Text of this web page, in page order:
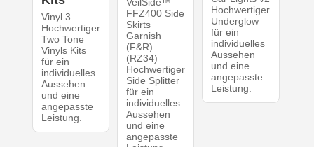
Vinyl 3
Hochwertiger
Two Tone
Vinyls Kits
für ein
individuelles
Aussehen
und eine
angepasste
Leistung.
FFZ400 Side
Skirts
Garnish
(F&R)
(RZ34)
Hochwertiger
Side Splitter
für ein
individuelles
Aussehen
und eine
angepasste
Hochwertiger
Underglow
für ein
individuelles
Aussehen
und eine
angepasste
Leistung.